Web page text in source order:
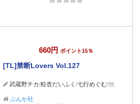
660円 ポイント15％
[TL]禁断Lovers Vol.127
武蔵野チカ/粒杏だいふく /七行めぐむ/他
ぶんか社